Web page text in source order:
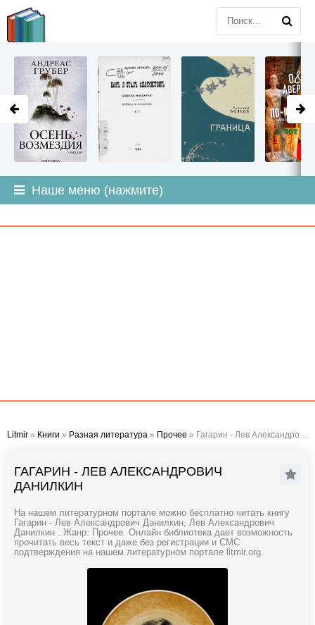
Наше меню (нажмите)
Litmir » Книги » Разная литература » Прочее » Гагарин - Лев Александрович Данилкин
ГАГАРИН - ЛЕВ АЛЕКСАНДРОВИЧ
ДАНИЛКИН
На нашем литературном портале можно бесплатно читать книгу
Гагарин - Лев Александрович Данилкин, Лев Александрович
Данилкин . Жанр: Прочее. Онлайн библиотека дает возможность
прочитать весь текст и даже без регистрации и СМС
подтверждения на нашем литературном портале litmir.org.
LITMIR.ORG